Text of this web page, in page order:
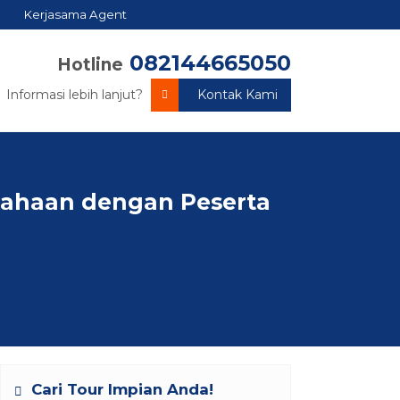
Kerjasama Agent
Hotline 082144665050
Informasi lebih lanjut? Kontak Kami
dengan Peserta
Cari Tour Impian Anda!